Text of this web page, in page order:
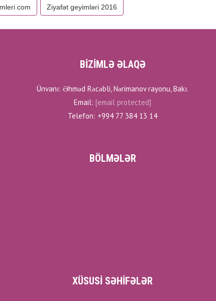
com Ziyafət geyimləri 2016
BİZİMLƏ ƏLAQƏ
Ünvanı: Əhməd Rəcəbli, Nərimanov rayonu, Bakı.
Email: [email protected]
Telefon: +994 77 384 13 14
BÖLMƏLƏR
XÜSUSI SƏHIFƏLƏR